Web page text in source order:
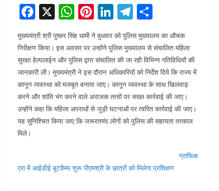
F
a
c
e
b
o
o
k
X W
h
at
s
A
p
p
Pi
nt
er
e
st
Li
n
k
e
dI
n
T
el
e
gr
a
m
ar
e
मुख्यमंत्री श्री पुष्कर सिंह धामी ने बुधवार को पुलिस मुख्यालय का औचक
निरीक्षण किया। इस अवसर पर उन्होंने पुलिस मुख्यालय से संचालित महिला
सुरक्षा हेल्पलाईन और पुलिस द्वारा संचालित की जा रही विभिन्न गतिविधियों की
जानकारी ली। मुख्यमंत्री ने इस दौरान अधिकारियों को निर्देश दिये कि राज्य में
कानून व्यवस्था को मजबूत बनाया जाए। कानून व्यवस्था के साथ खिलवाड़
करने और शांति भंग करने वाले अराजक तत्वों पर सख्त कार्रवाई की जाए।
उन्होंने कहा कि महिला अपराधों से जुड़ी घटनाओं पर त्वरित कार्रवाई की जाए।
यह सुनिश्चित किया जाए कि जरूरतमंद लोगों को पुलिस की सहायता तत्काल
मिले।
ग्राफिक
एरा में आईडीई बूटकैम्प शुरू पीएमश्री के छात्रों को मिलेगा प्रशिक्षण